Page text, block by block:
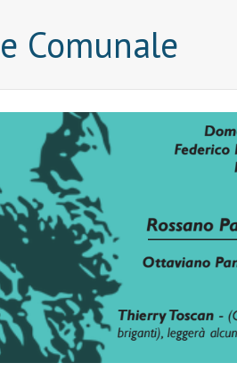
Comunale